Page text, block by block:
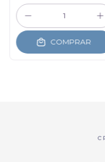
COMPRAR